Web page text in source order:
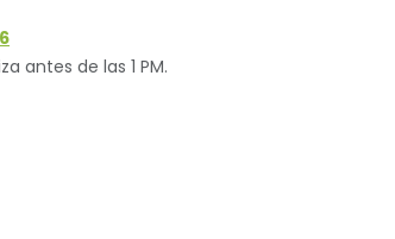
antes de las 1 PM.